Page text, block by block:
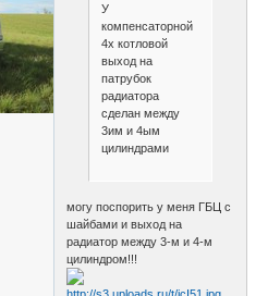
У
компенсаторной
4х котловой
выход на
патрубок
радиатора
сделан между
3им и 4ым
цилиндрами
могу поспорить у меня ГБЦ с
шайбами и выход на
радиатор между 3-м и 4-м
цилиндром!!!